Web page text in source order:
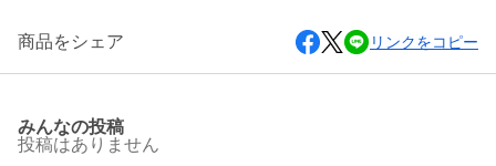
商品をシェア リンクをコピー
みんなの投稿
投稿はありません